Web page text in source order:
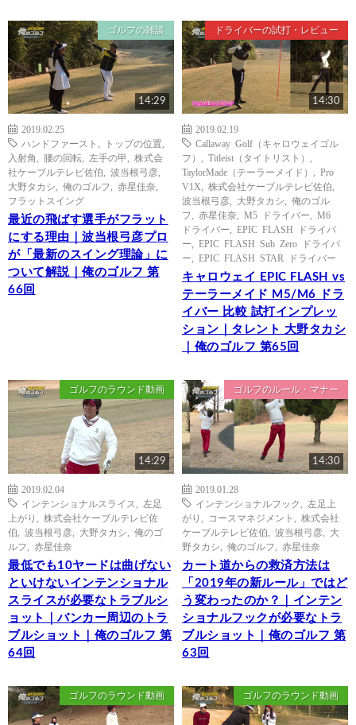
ゴルフの雑談
14:29
2019.02.25
ハンドファースト
トップの位置
入射角
腰の回転 左手の甲
株式会
社ケーブルテレビ佐伯
波当根弓彦
大野タカシ
俺のゴルフ 赤星佳奈
フラットスイング
最近の飛ばす選手がフラット
にする理由｜波当根弓彦プロ
が「最新のスイング理論」に
ついて解説｜俺のゴルフ 第
66回
ドライバーの試打・レビュー
14:30
2019.02.19
Callaway Golf（キャロウェイゴル
フ）
Titleist（タイトリスト）
TaylorMade（テーラーメイド）
Pro
V1X
株式会社ケーブルテレビ佐伯
波当根弓彦
大野タカシ
俺のゴル
フ
赤星佳奈 M5 ドライバー
M6
ドライバー
EPIC FLASH ドライバ
ー
EPIC FLASH Sub Zero ドライバ
ー
EPIC FLASH STAR ドライバー
キャロウェイ EPIC FLASH vs
テーラーメイド M5/M6 ドラ
イバー 比較 試打インプレッ
ション｜タレント 大野タカシ
｜俺のゴルフ 第65回
ゴルフのラウンド動画
14:29
2019.02.04
インテンショナルスライス
左足
上がり
株式会社ケーブルテレビ佐
伯
波当根弓彦 大野タカシ
俺のゴ
ルフ
赤星佳奈
最低でも10ヤードは曲げない
といけないインテンショナル
スライスが必要なトラブルシ
ョット｜バンカー周辺のトラ
ブルショット｜俺のゴルフ 第
64回
ゴルフのルール・マナー
14:30
2019.01.28
インテンショナルフック
左足上
がり
コースマネジメント
株式会社
ケーブルテレビ佐伯
波当根弓彦
大
野タカシ
俺のゴルフ 赤星佳奈
カート道からの救済方法は
「2019年の新ルール」ではど
う変わったのか？｜インテン
ショナルフックが必要なトラ
ブルショット｜俺のゴルフ 第
63回
ゴルフのラウンド動画 ゴルフのラウンド動画